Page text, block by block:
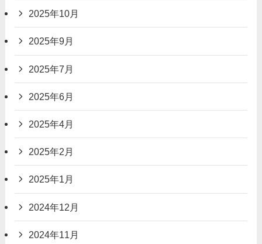
2025年10月
2025年9月
2025年7月
2025年6月
2025年4月
2025年2月
2025年1月
2024年12月
2024年11月